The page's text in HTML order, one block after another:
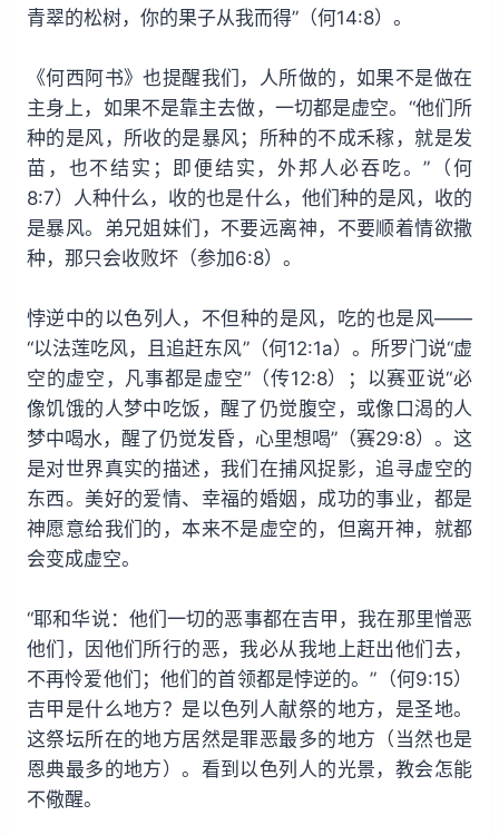
青翠的松树，你的果子从我而得”（何14:8）。
《何西阿书》也提醒我们，人所做的，如果不是做在
主身上，如果不是靠主去做，一切都是虚空。“他们所
种的是风，所收的是暴风；所种的不成禾稼，就是发
苗，也不结实；即便结实，外邦人必吞吃。”（何
8:7）人种什么，收的也是什么，他们种的是风，收的
是暴风。弟兄姐妹们，不要远离神，不要顺着情欲撒
种，那只会收败坏（参加6:8）。
悖逆中的以色列人，不但种的是风，吃的也是风——
“以法莲吃风，且追赶东风”（何12:1a）。所罗门说“虚
空的虚空，凡事都是虚空”（传12:8）；以赛亚说“必
像饥饿的人梦中吃饭，醒了仍觉腹空，或像口渴的人
梦中喝水，醒了仍觉发昏，心里想喝”（赛29:8）。这
是对世界真实的描述，我们在捕风捉影，追寻虚空的
东西。美好的爱情、幸福的婚姻，成功的事业，都是
神愿意给我们的，本来不是虚空的，但离开神，就都
会变成虚空。
“耶和华说：他们一切的恶事都在吉甲，我在那里憎恶
他们，因他们所行的恶，我必从我地上赶出他们去，
不再怜爱他们；他们的首领都是悖逆的。”（何9:15）
吉甲是什么地方？是以色列人献祭的地方，是圣地。
这祭坛所在的地方居然是罪恶最多的地方（当然也是
恩典最多的地方）。看到以色列人的光景，教会怎能
不儆醒。